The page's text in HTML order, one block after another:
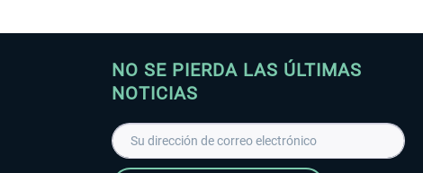
NO SE PIERDA LAS ÚLTIMAS
NOTICIAS